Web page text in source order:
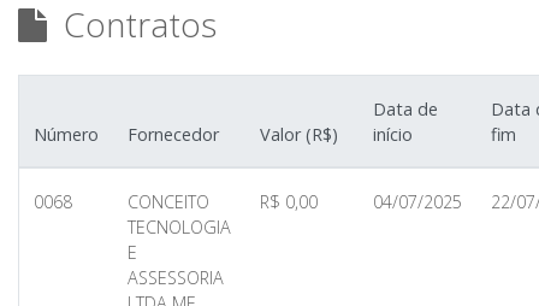
Contratos
Número Fornecedor Valor (R$)
Data de
início
Data
fim
0068
CONCEITO
TECNOLOGIA
E
ASSESSORIA
R$ 0,00 04/07/2025 22/